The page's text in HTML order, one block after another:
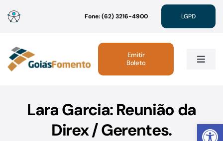
Abrir
para
conteúdo
Fone: (62) 3216-4900 LGPD
Toggle
Linhas de Crédito
Emitir
Boleto
Lara Garcia: Reunião da
Direx / Gerentes.